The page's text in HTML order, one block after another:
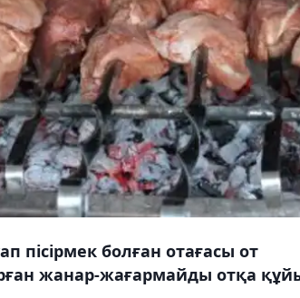
болған отағасы от
жанар-жағармайды отқа